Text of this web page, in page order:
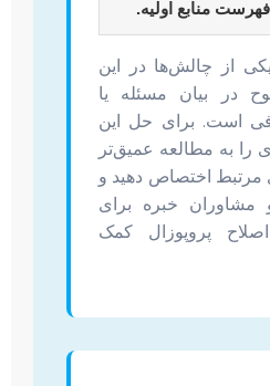
فهرست منابع اولیه.
یکی از چالش‌ها در این
در بیان مسئله یا
است. برای حل این
را به مطالعه عمیق‌تر
مرتبط اختصاص دهید و
مشاوران خبره برای
پروپوزال کمک